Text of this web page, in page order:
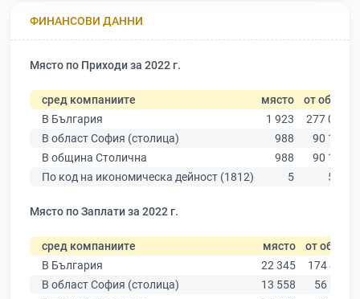
ФИНАНСОВИ ДАННИ
Място по Приходи за 2022 г.
сред компаниите място от общо
В България
1 923
277 019
В област София (столица)
988
90 178
В община Столична
988
90 178
По код на икономическа дейност (1812)
5 547
Място по Заплати за 2022 г.
сред компаниите място от общо
В България
22 345
174 403
В област София (столица)
13 558
56 378